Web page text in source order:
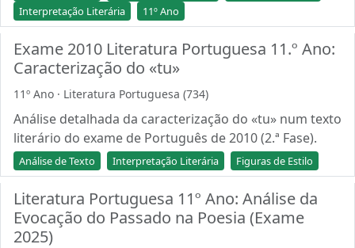
Interpretação Literária
11º Ano
Exame 2010 Literatura Portuguesa 11.º Ano:
Caracterização do «tu»
11º Ano · Literatura Portuguesa (734)
Análise detalhada da caracterização do «tu» num texto
literário do exame de Português de 2010 (2.ª Fase).
Análise de Texto Interpretação Literária Figuras de Estilo
Literatura Portuguesa 11º Ano: Análise da
Evocação do Passado na Poesia (Exame
2025)